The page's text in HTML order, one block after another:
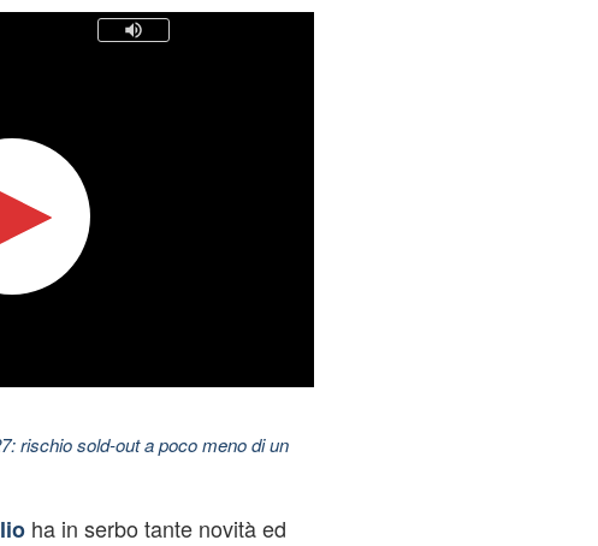
rischio sold-out a poco meno di un
ha in serbo tante novità ed